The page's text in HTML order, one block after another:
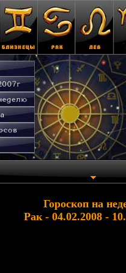
Гороскоп на
Рак - 04.02.2008 -